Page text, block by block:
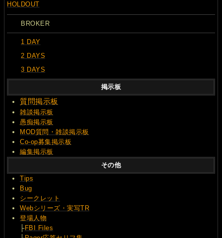
HOLDOUT
BROKER
1 DAY
2 DAYS
3 DAYS
掲示板
質問掲示板
雑談掲示板
愚痴掲示板
MOD質問・雑談掲示板
Co-op募集掲示板
編集掲示板
その他
Tips
Bug
シークレット
Webシリーズ・実写TR
登場人物
├FBI Files